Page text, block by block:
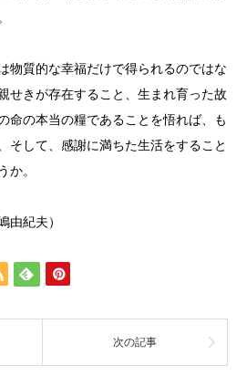
物質的な幸福だけで得られるのではな
せきが存在すること、生まれ育った故
命の本当の糧であることを悟れば、も
そして、感謝に満ちた生活をすること
か。
紀夫）
次の記事